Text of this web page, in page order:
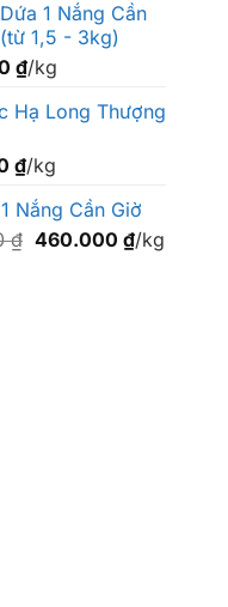
1 Nắng Cần
1,5 - 3kg)
₫/kg
Hạ Long Thượng
₫/kg
Nắng Cần Giờ
₫ Giá
460.000 ₫Giá
/kg